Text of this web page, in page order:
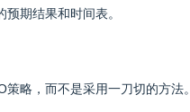
期结果和时间表。
略，而不是采用一刀切的方法。